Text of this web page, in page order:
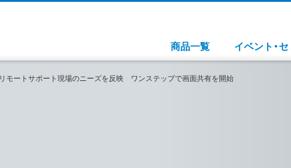
商品一覧 イベント・
リモートサポート現場のニーズを反映 ワンステップで画面共有を開始